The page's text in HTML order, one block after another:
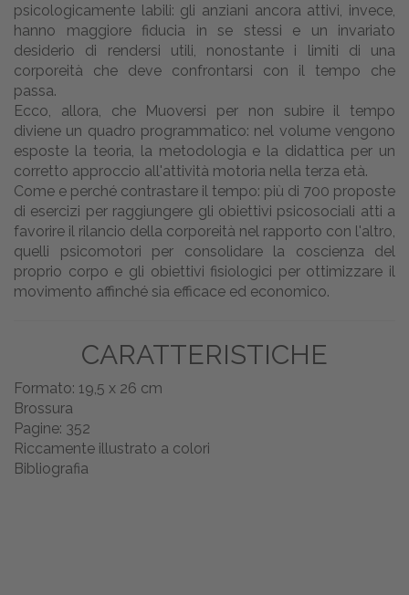
psicologicamente labili: gli anziani ancora attivi, invece,
hanno maggiore fiducia in se stessi e un invariato
desiderio di rendersi utili, nonostante i limiti di una
corporeità che deve confrontarsi con il tempo che
passa.
Ecco, allora, che Muoversi per non subire il tempo
diviene un quadro programmatico: nel volume vengono
esposte la teoria, la metodologia e la didattica per un
corretto approccio all'attività motoria nella terza età.
Come e perché contrastare il tempo: più di 700 proposte
di esercizi per raggiungere gli obiettivi psicosociali atti a
favorire il rilancio della corporeità nel rapporto con l'altro,
quelli psicomotori per consolidare la coscienza del
proprio corpo e gli obiettivi fisiologici per ottimizzare il
movimento affinché sia efficace ed economico.
CARATTERISTICHE
Formato: 19,5 x 26 cm
Brossura
Pagine: 352
Riccamente illustrato a colori
Bibliografia